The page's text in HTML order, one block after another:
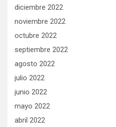
diciembre 2022
noviembre 2022
octubre 2022
septiembre 2022
agosto 2022
julio 2022
junio 2022
mayo 2022
abril 2022